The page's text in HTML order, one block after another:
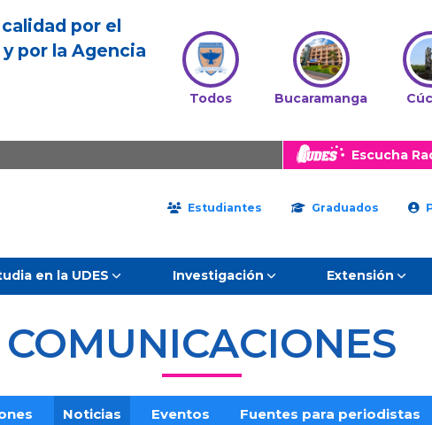
por el
por la Agencia
Todos Bucaramanga
Escucha
Estudiantes Graduados
en la UDES Investigación Extensión
COMUNICACIONES
Noticias Eventos Fuentes para periodistas